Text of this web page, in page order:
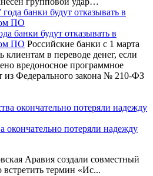
банки будут отказывать в
ПО Российские банки с 1 марта
клиентам в переводе денег, если
вредоносное программное
из Федерального закона № 210-ФЗ
окончательно потеряли надежду
Аравия создали совместный
термин «Ис...